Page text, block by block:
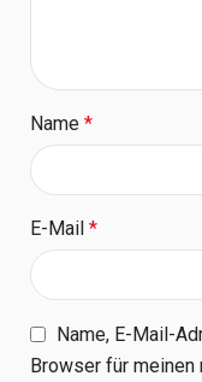
Name *
E-Mail *
Name, E-Mail-
Browser für meinen